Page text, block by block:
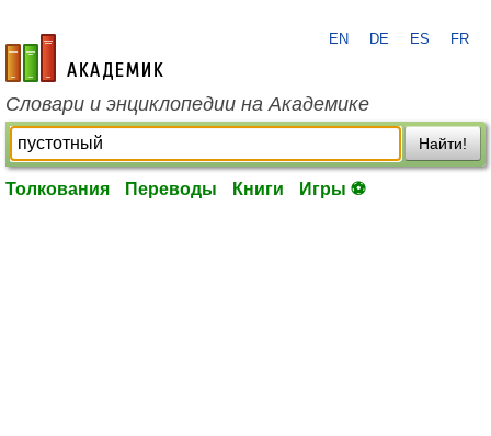
academic.ru
EN DE ES FR
Словари и энциклопедии на Академике
Найти!
Толкования Переводы Книги Игры ⚽